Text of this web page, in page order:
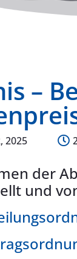
–
2025
der
und